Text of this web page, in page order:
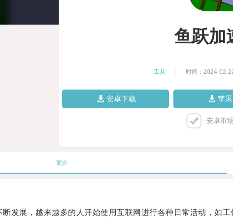
鱼跃加
工具 时间：2024-02-
安卓下载 苹
安卓市
简介
展，越来越多的人开始使用互联网进行各种日常活动，如工